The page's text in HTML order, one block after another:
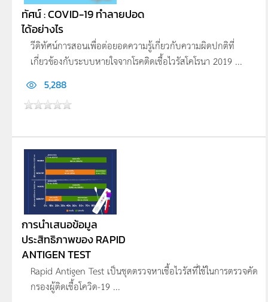
ทัศน์ : COVID-19 ทำลายปอด
ได้อย่างไร
วีดิทัศน์การสอนเพื่อต่อยอดความรู้เกี่ยวกับความผิดปกติที่
เกี่ยวข้องกับระบบหายใจจากโรคติดเชื้อไวรัสโคโรนา 2019 ...
5,288
การนำเสนอข้อมูล
ประสิทธิภาพของ RAPID
ANTIGEN TEST
Rapid Antigen Test เป็นชุดตรวจหาเชื้อไวรัสที่ใช้ในการตรวจคัด
กรองผู้ติดเชื้อโควิด-19 ...